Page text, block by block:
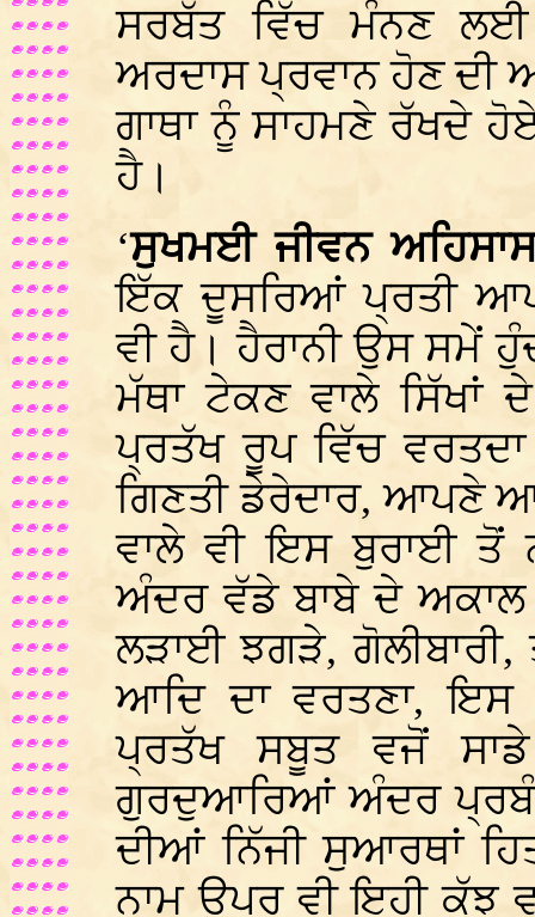
ਸਰਬੱਤ ਵਿੱਚ ਮੰਨਣ
ਅਰਦਾਸ ਪ੍ਰਵਾਨ ਹੋਣ ਦੀ
ਗਾਥਾ ਨੂੰ ਸਾਹਮਣੇ ਰੱਖਦੇ
ਹੈ।
‘ਸੁਖਮਈ ਜੀਵਨ
ਇੱਕ ਦੂਸਰਿਆਂ ਪ੍ਰਤੀ
ਵੀ ਹੈ। ਹੈਰਾਨੀ ਉਸ ਸਮੇਂ
ਮੱਥਾ ਟੇਕਣ ਵਾਲੇ
ਪ੍ਰਤੱਖ ਰੂਪ ਵਿੱਚ
ਗਿਣਤੀ ਡੇਰੇਦਾਰ, ਆਪਣੇ
ਵਾਲੇ ਵੀ ਇਸ ਬੁਰਾਈ ਤੋਂ
ਅੰਦਰ ਵੱਡੇ ਬਾਬੇ ਦੇ
ਲੜਾਈ ਝਗੜੇ, ਗੋਲੀਬਾਰੀ,
ਆਦਿ ਦਾ ਵਰਤਣਾ,
ਪ੍ਰਤੱਖ ਸਬੂਤ ਵਜੋਂ
ਗੁਰਦੁਆਰਿਆਂ ਅੰਦਰ
ਦੀਆਂ ਨਿੱਜੀ ਸੁਆਰਥਾਂ
ਨਾਮ ਉਪਰ ਵੀ ਇਹੀ ਕੁੱਝ